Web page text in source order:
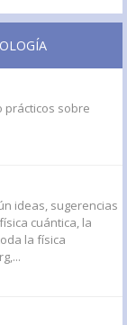
prácticos sobre
ideas, sugerencias
cuántica, la
la física